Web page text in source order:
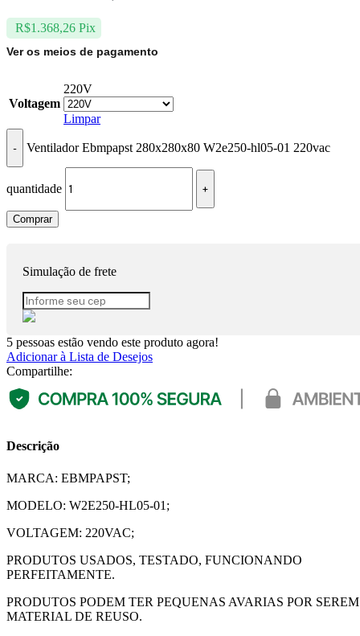
R$1.368,26 Pix
Ver os meios de pagamento
Voltagem
220V
Limpar
Ventilador Ebmpapst 280x280x80 W2e250-hl05-01 220vac
quantidade
Comprar
Simulação de frete
5 pessoas estão vendo este produto agora!
Adicionar à Lista de Desejos
Compartilhe:
Descrição
MARCA: EBMPAPST;
MODELO: W2E250-HL05-01;
VOLTAGEM: 220VAC;
PRODUTOS USADOS, TESTADO, FUNCIONANDO
PERFEITAMENTE.
PRODUTOS PODEM TER PEQUENAS AVARIAS POR SEREM
MATERIAL DE REUSO.